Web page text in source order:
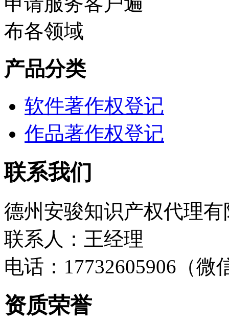
产品分类
软件著作权登记
作品著作权登记
联系我们
德州安骏知识产权代理有
联系人：王经理
电话：17732605906（微
资质荣誉